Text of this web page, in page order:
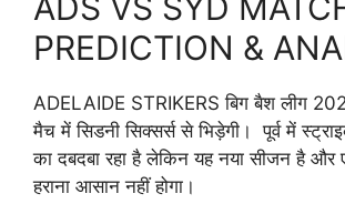
PREDICTION &
ADELAIDE STRIKERS बिग बैश लीग
मैच में सिडनी सिक्सर्स से भिड़ेगी। पूर्व में
का दबदबा रहा है लेकिन यह नया सीजन है और
हराना आसान नहीं होगा।